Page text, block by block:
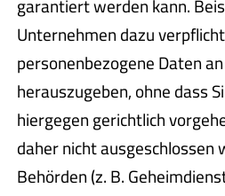
Unternehmen dazu
personenbezogene Daten
herauszugeben, ohne dass
hiergegen gerichtlich
daher nicht ausgeschlossen
Behörden (z. B.